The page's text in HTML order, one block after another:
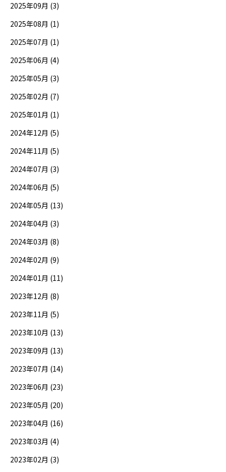
2025年09月 (3)
2025年08月 (1)
2025年07月 (1)
2025年06月 (4)
2025年05月 (3)
2025年02月 (7)
2025年01月 (1)
2024年12月 (5)
2024年11月 (5)
2024年07月 (3)
2024年06月 (5)
2024年05月 (13)
2024年04月 (3)
2024年03月 (8)
2024年02月 (9)
2024年01月 (11)
2023年12月 (8)
2023年11月 (5)
2023年10月 (13)
2023年09月 (13)
2023年07月 (14)
2023年06月 (23)
2023年05月 (20)
2023年04月 (16)
2023年03月 (4)
2023年02月 (3)